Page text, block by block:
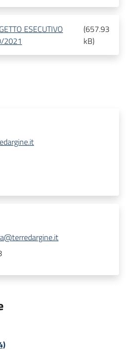
ESECUTIVO
2021
(657.93
kB)